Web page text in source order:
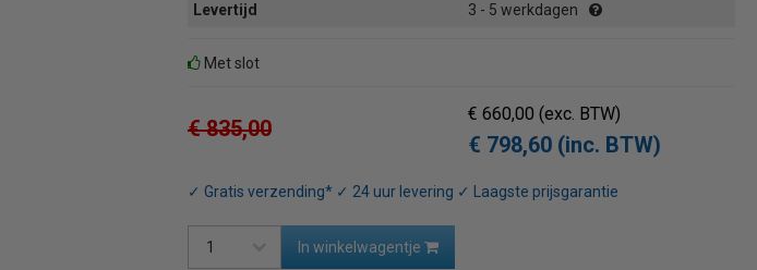
Levertijd
3 - 5 werkdagen
Met slot
€ 835,00
€ 660,00(exc. BTW)
€ 798,60 (inc. BTW)
✓ Gratis verzending* ✓ 24 uur levering ✓ Laagste prijsgarantie
In winkelwagentje